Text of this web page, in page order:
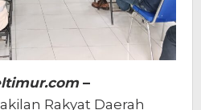
–
Rakyat Daerah